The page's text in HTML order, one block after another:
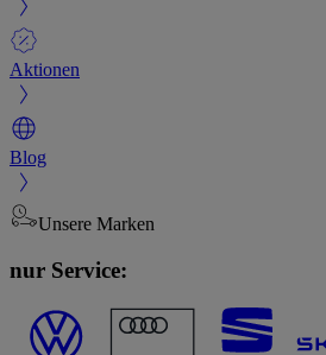
Aktionen
Blog
Unsere Marken
nur Service: